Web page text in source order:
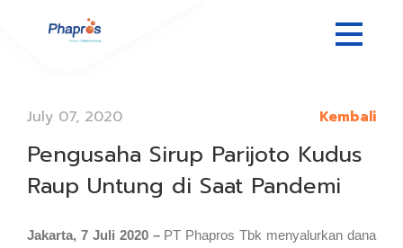
July 07, 2020 Kembali
Pengusaha Sirup Parijoto Kudus
Raup Untung di Saat Pandemi
Jakarta, 7 Juli 2020 –PT Phapros Tbk menyalurkan dana